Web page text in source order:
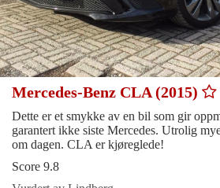
Mercedes-Benz CLA (2015)
Dette er et smykke av en bil som gir
garantert ikke siste Mercedes. Utrolig
om dagen. CLA er kjøreglede!
Score 9.8